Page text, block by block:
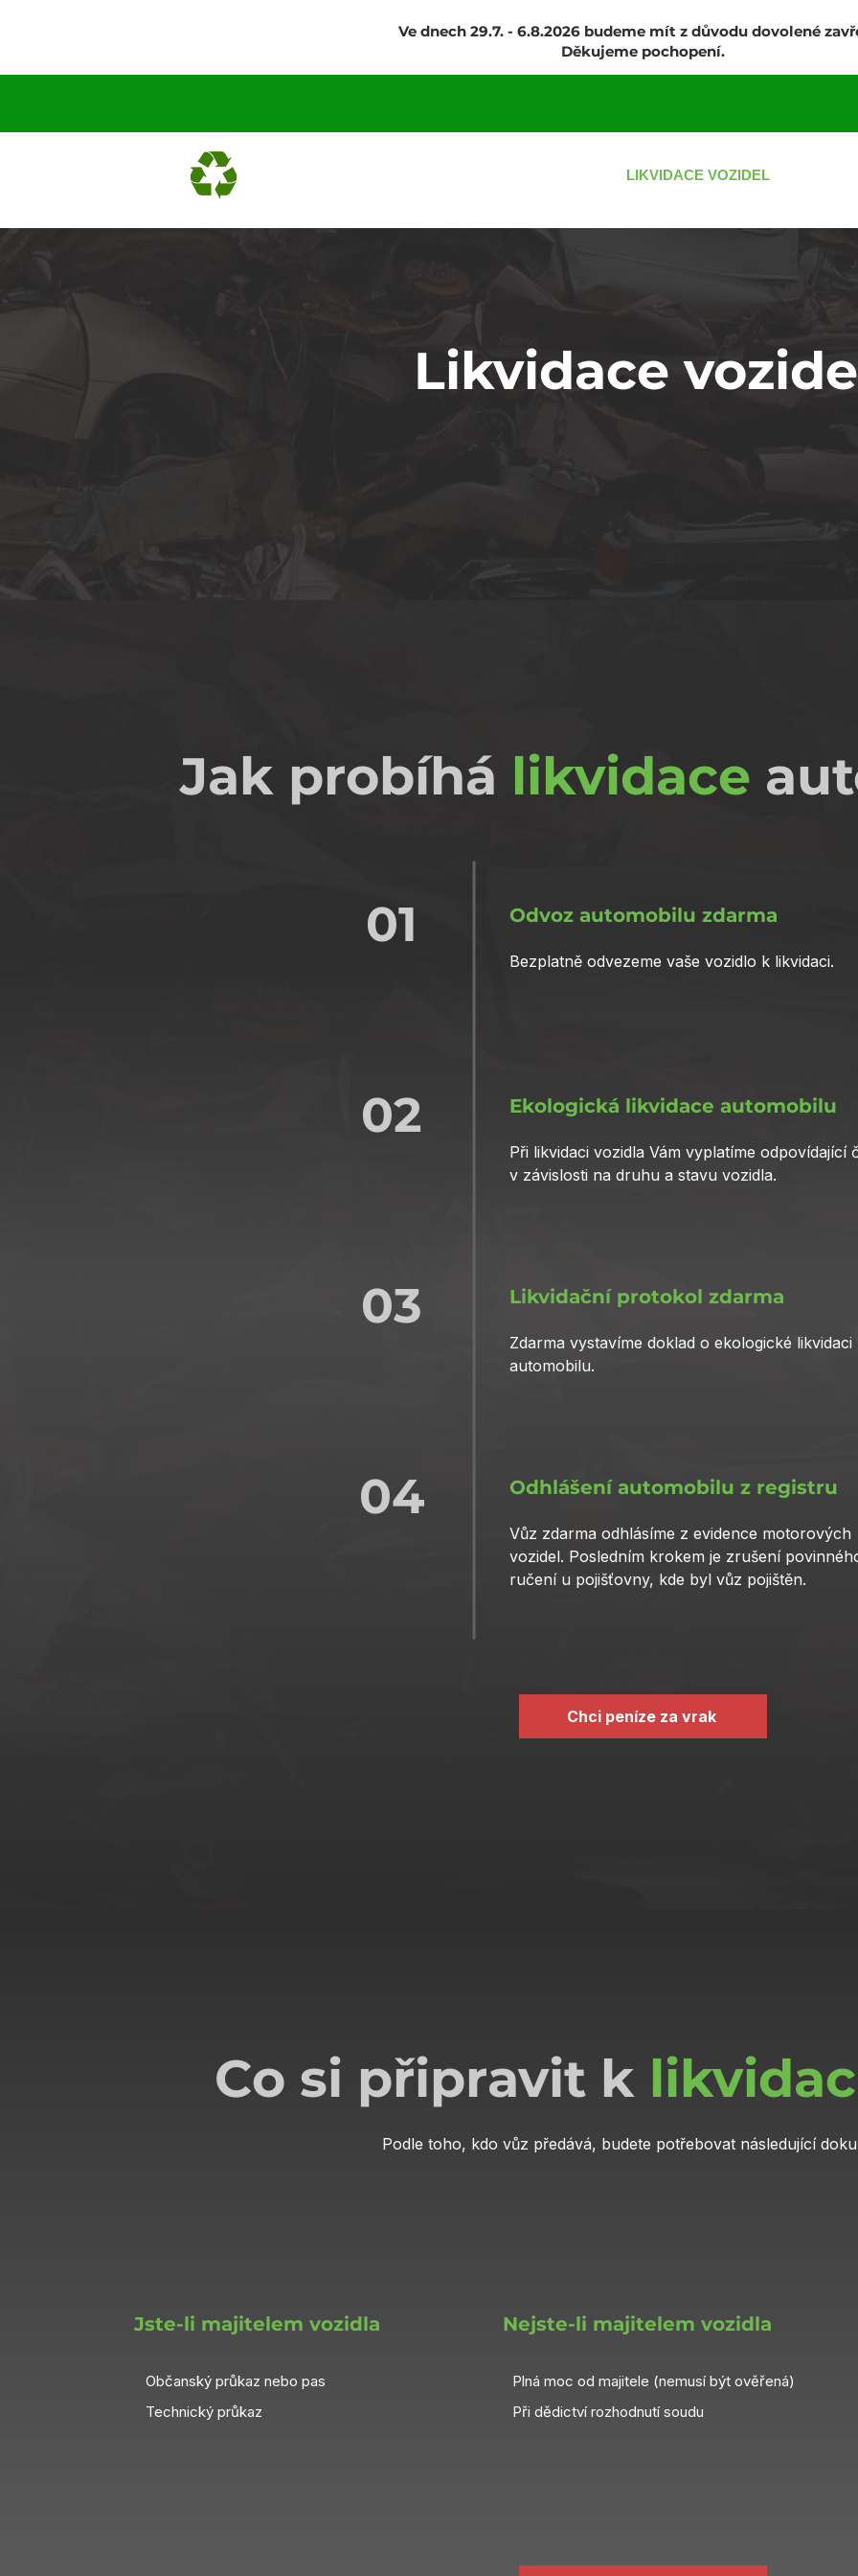
Ve dnech 29.7. - 6.8.2026 budeme mít z důvodu dovolené
Děkujeme pochopení.
LIKVIDACE VOZIDEL
Likvidace
Jak probíhá likvidace
Chci peníze za vrak
01 Odvoz automobilu zdarma
Bezplatně odvezeme vaše vozidlo k likvidaci.
02 Ekologická likvidace automobilu
Při likvidaci vozidla Vám vyplatíme odpovídající
v závislosti na druhu a stavu vozidla.
03 Likvidační protokol zdarma
Zdarma vystavíme doklad o ekologické likvidaci
automobilu.
04 Odhlášení automobilu z registru
Vůz zdarma odhlásíme z evidence motorových
vozidel. Posledním krokem je zrušení
ručení u pojišťovny, kde byl vůz pojištěn.
Co si připravit k
Podle toho, kdo vůz předává, budete potřebovat následující
Jste-li majitelem vozidla
Občanský průkaz nebo pas
Technický průkaz
Nejste-li majitelem vozidla
Plná moc od majitele (nemusí být ověřená)
Při dědictví rozhodnutí soudu